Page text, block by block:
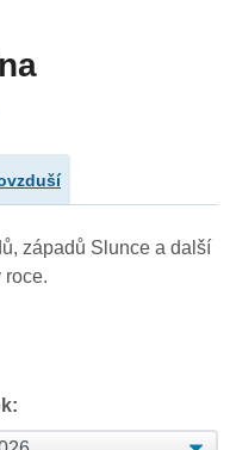
západů Slunce a další
roce.